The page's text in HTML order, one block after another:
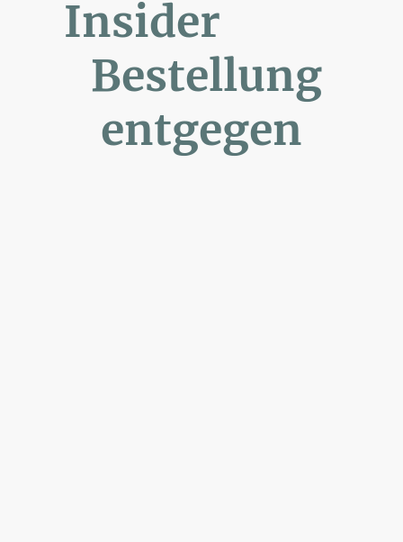
Insider
Bestellung
entgegen